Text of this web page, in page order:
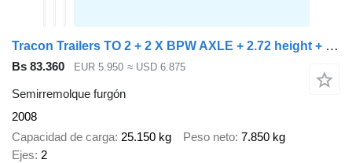
Tracon Trailers TO 2 + 2 X BPW AXLE + 2.72 height + STEERING AXLE
Bs 83.360 EUR 5.950 ≈ USD 6.875
Semirremolque furgón
2008
Capacidad de carga 25.150 kg Peso neto 7.850 kg
Ejes 2